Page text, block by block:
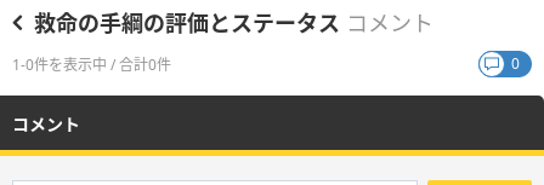
救命の手綱の評価とステータス コメント
1-0件を表示中 / 合計0件 0
コメント